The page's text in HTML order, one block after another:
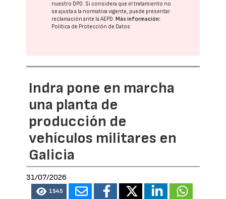
nuestro DPD. Si considera que el tratamiento no
se ajusta a la normativa vigente, puede presentar
reclamación ante laAEPD. Más información:
Política de Protección de Datos
Indra pone en marcha
una planta de
producción de
vehículos militares en
Galicia
31/07/2026
1545